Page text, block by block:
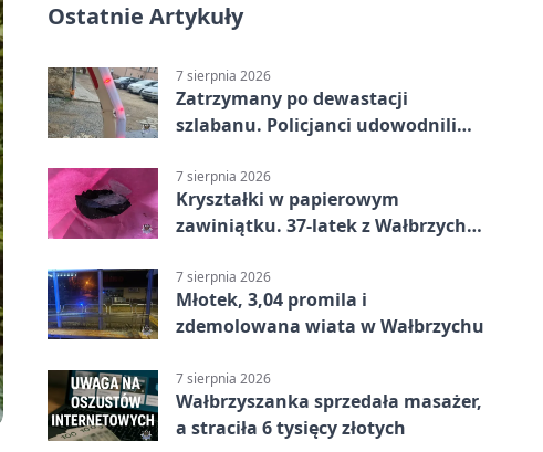
Ostatnie Artykuły
7 sierpnia 2026
Zatrzymany po dewastacji
szlabanu. Policjanci udowodnili
7 sierpnia 2026
Kryształki w papierowym
zawiniątku. 37-latek z Wałbrzycha
7 sierpnia 2026
Młotek, 3,04 promila i
zdemolowana wiata w Wałbrzychu
7 sierpnia 2026
Wałbrzyszanka sprzedała masażer,
a straciła 6 tysięcy złotych